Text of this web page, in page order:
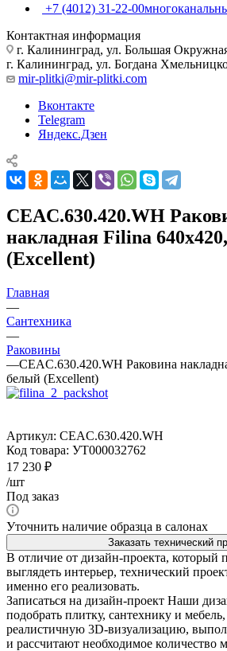
+7 (4012) 31-22-00
Контактная информация
г. Калининград, ул. Большая
г. Калининград, ул. Богдана
mir-plitki@mir-plitki.com
Вконтакте
Telegram
Яндекс.Дзен
CEAC.630.420.WH
накладная Filina
(Excellent)
Главная
—
Сантехника
—
Раковины
—CEAC.630.420.WH Раковина
белый (Excellent)
Артикул: CEAC.630.420.WH
Код товара: УТ000032762
17 230 ₽
/шт
Под заказ
Уточнить наличие образца в салонах
Заказать технический
В отличие от дизайн-проекта, который
выглядеть интерьер, технический
именно его реализовать.
Записаться на дизайн-проект Наши
подобрать плитку, сантехнику и мебель,
реалистичную 3D-визуализацию,
и рассчитают необходимое количество